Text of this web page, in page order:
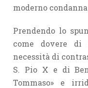
moderno
Prendendo lo
come dovere di
necessità di
S. Pio X e di
Tommaso» e